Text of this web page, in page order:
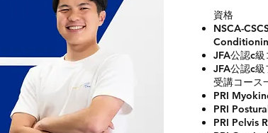
資格
NSCA-
JFA公認c級
JFA公認c
受講コース
PRI
PRI
PRI Pelvis